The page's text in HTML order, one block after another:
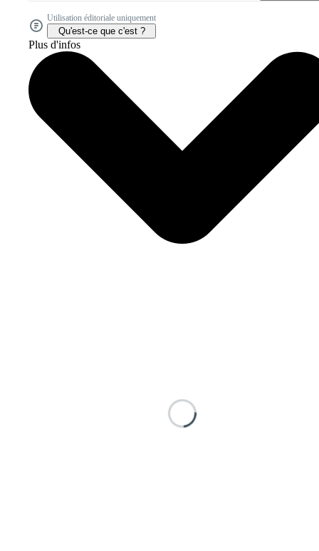
Utilisation éditoriale uniquement
Qu'est-ce que c'est ?
Plus d'infos